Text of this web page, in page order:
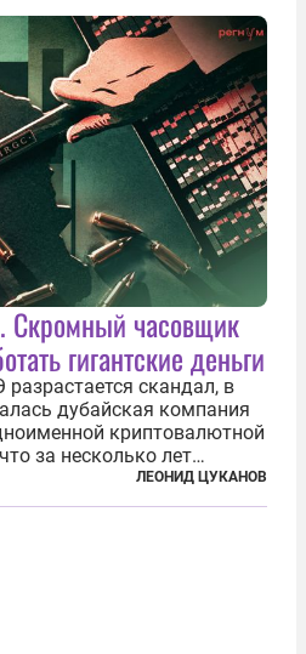
за сыном...
Скромный часовщик
гигантские деньги
скандал, в
дубайская компания
криптовалютной
за несколько лет
прошло не менее 4
принадлежащих
ЛЕОНИД ЦУКАНОВ